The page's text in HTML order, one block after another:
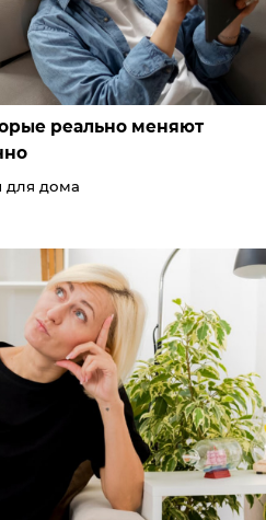
реально меняют
для дома